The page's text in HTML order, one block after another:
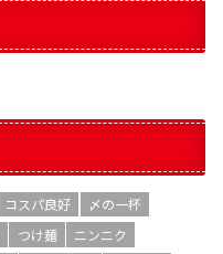
コスパ良好
〆の一杯
つけ麺
ニンニク